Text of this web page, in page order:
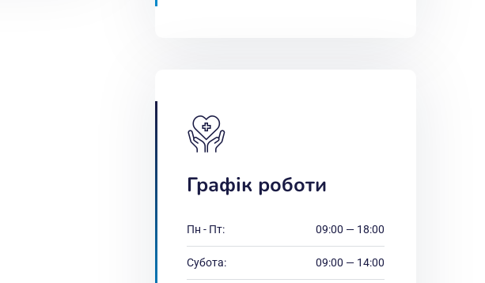
Графік роботи
Пн - Пт: 09:00 — 18:00
Субота: 09:00 — 14:00